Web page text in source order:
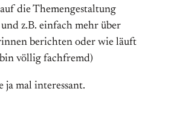
die Themengestaltung
und z.B. einfach mehr über
berichten oder wie läuft
völlig fachfremd)
ja mal interessant.